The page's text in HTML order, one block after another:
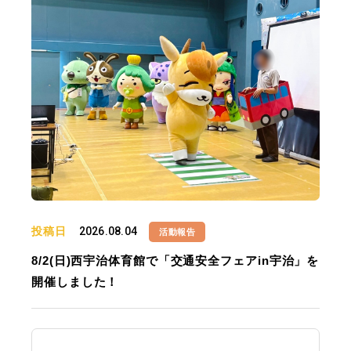
投稿日 2026.08.04 活動報告
8/2(日)西宇治体育館で「交通安全フェアin宇治」を
開催しました！